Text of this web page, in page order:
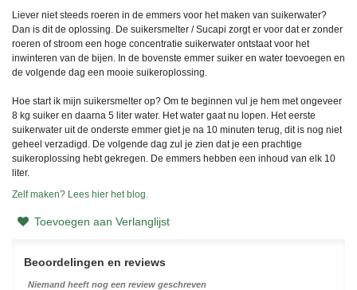
Liever niet steeds roeren in de emmers voor het maken van suikerwater?
Dan is dit de oplossing. De suikersmelter / Sucapi zorgt er voor dat er zonder
roeren of stroom een hoge concentratie suikerwater ontstaat voor het
inwinteren van de bijen. In de bovenste emmer suiker en water toevoegen en
de volgende dag een mooie suikeroplossing.
Hoe start ik mijn suikersmelter op? Om te beginnen vul je hem met ongeveer
8 kg suiker en daarna 5 liter water. Het water gaat nu lopen. Het eerste
suikerwater uit de onderste emmer giet je na 10 minuten terug, dit is nog niet
geheel verzadigd. De volgende dag zul je zien dat je een prachtige
suikeroplossing hebt gekregen. De emmers hebben een inhoud van elk 10
liter.
Zelf maken? Lees hier het blog.
Toevoegen aan Verlanglijst
Beoordelingen en reviews
Niemand heeft nog een review geschreven